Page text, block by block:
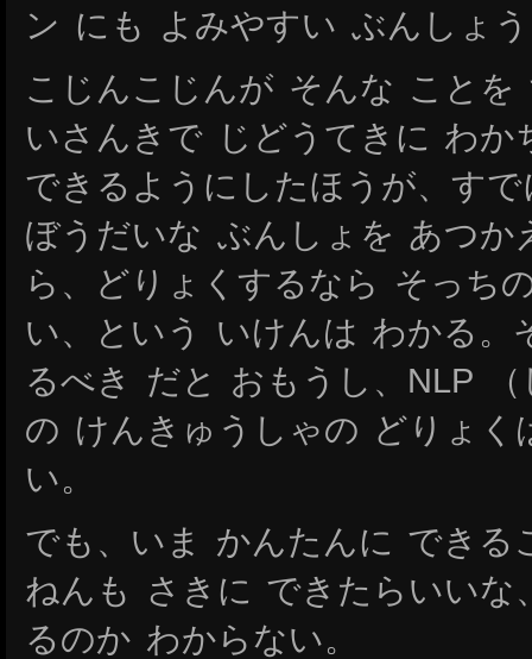
ン にも よみやすい ぶんしょ
こじんこじんが そんな こと
いさんきで じどうてきに わか
できるようにしたほうが、す
ぼうだいな ぶんしょを あつか
ら、どりょくするなら そっち
い、という いけんは わかる。
るべき だと おもうし、NLP
の けんきゅうしゃの どりょ
い。
でも、いま かんたんに できる
ねんも さきに できたらいいな
るのか わからない。